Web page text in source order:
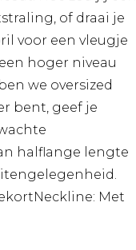
of draai je
voor een vleugje
hoger niveau
we oversized
bent, geef je
halflange lengte
Met